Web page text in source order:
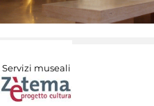
Servizi museali